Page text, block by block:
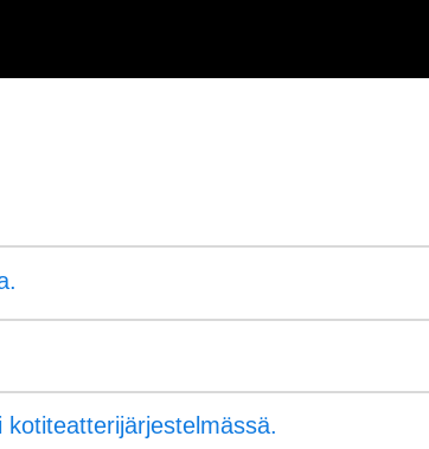
kotiteatterijärjestelmässä.